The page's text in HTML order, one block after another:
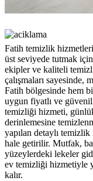
Fatih temizlik
üst seviyede tutmak
ekipler ve kaliteli
çalışmaları sayesinde,
Fatih bölgesinde hem
uygun fiyatlı ve
temizliği hizmeti,
derinlemesine
yapılan detaylı
hale getirilir. Mutfak,
yüzeylerdeki lekeler
ev temizliği hizmetiyle
kalır.